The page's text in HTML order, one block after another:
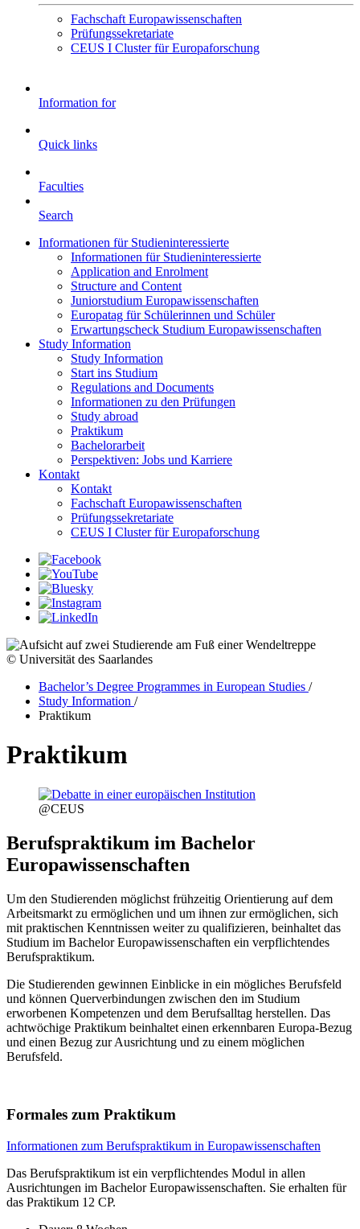
Fachschaft Europawissenschaften
Prüfungssekretariate
CEUS I Cluster für Europaforschung
Information for
Quick links
Faculties
Search
Informationen für Studieninteressierte
Informationen für Studieninteressierte
Application and Enrolment
Structure and Content
Juniorstudium Europawissenschaften
Europatag für Schülerinnen und Schüler
Erwartungscheck Studium Europawissenschaften
Study Information
Study Information
Start ins Studium
Regulations and Documents
Informationen zu den Prüfungen
Study abroad
Praktikum
Bachelorarbeit
Perspektiven: Jobs und Karriere
Kontakt
Kontakt
Fachschaft Europawissenschaften
Prüfungssekretariate
CEUS I Cluster für Europaforschung
© Universität des Saarlandes
Bachelor’s Degree Programmes in European Studies /
Study Information /
Praktikum
Praktikum
@CEUS
Berufspraktikum im Bachelor
Europawissenschaften
Um den Studierenden möglichst frühzeitig Orientierung auf dem
Arbeitsmarkt zu ermöglichen und um ihnen zur ermöglichen, sich
mit praktischen Kenntnissen weiter zu qualifizieren, beinhaltet das
Studium im Bachelor Europawissenschaften ein verpflichtendes
Berufspraktikum.
Die Studierenden gewinnen Einblicke in ein mögliches Berufsfeld
und können Querverbindungen zwischen den im Studium
erworbenen Kompetenzen und dem Berufsalltag herstellen. Das
achtwöchige Praktikum beinhaltet einen erkennbaren Europa-Bezug
und einen Bezug zur Ausrichtung und zu einem möglichen
Berufsfeld.
Formales zum Praktikum
Informationen zum Berufspraktikum in Europawissenschaften
Das Berufspraktikum ist ein verpflichtendes Modul in allen
Ausrichtungen im Bachelor Europawissenschaften. Sie erhalten für
das Praktikum 12 CP.